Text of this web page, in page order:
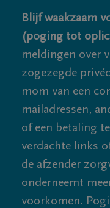
Blijf waakzaam
(poging tot
meldingen over
zogezegde
mom van een
mailadressen,
of een betaling
verdachte links
de afzender
onderneemt
voorkomen.